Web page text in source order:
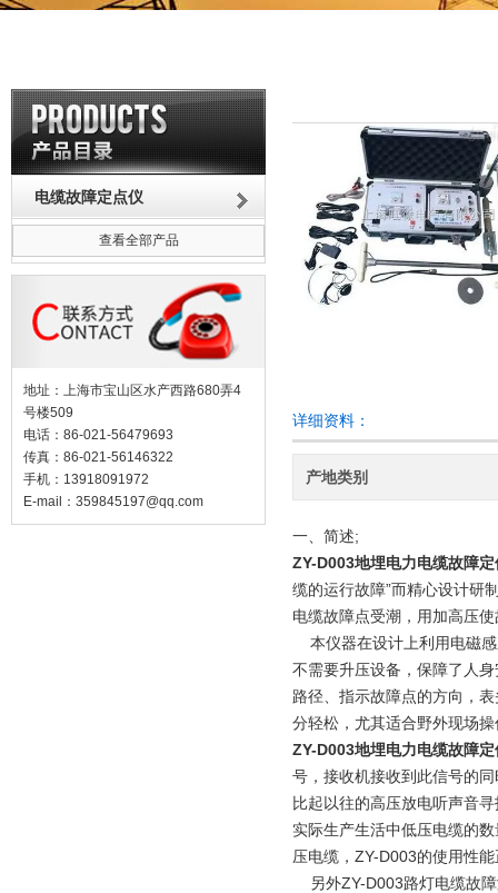
电缆故障定点仪
查看全部产品
地址：上海市宝山区水产西路680弄4
号楼509
电话：86-021-56479693
传真：86-021-56146322
手机：13918091972
E-mail： 359845197@qq.com
详细资料：
产地类别
一、简述;
ZY-D003地埋电力电缆故障定
缆的运行故障”而精心设计研
电缆故障点受潮，用加高压
本仪器在设计上利用电磁感
不需要升压设备，保障了人
路径、指示故障点的方向，
分轻松，尤其适合野外现场
ZY-D003地埋电力电缆故障定
号，接收机接收到此信号的
比起以往的高压放电听声音
实际生产生活中低压电缆的
压电缆，ZY-D003的使用性
另外ZY-D003路灯电缆故障